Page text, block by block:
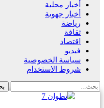
أخبار محلية
أخبار جهوية
رياضة
ثقافة
اقتصاد
فيديو
سياسة الخصوصية
شروط الاستخدام